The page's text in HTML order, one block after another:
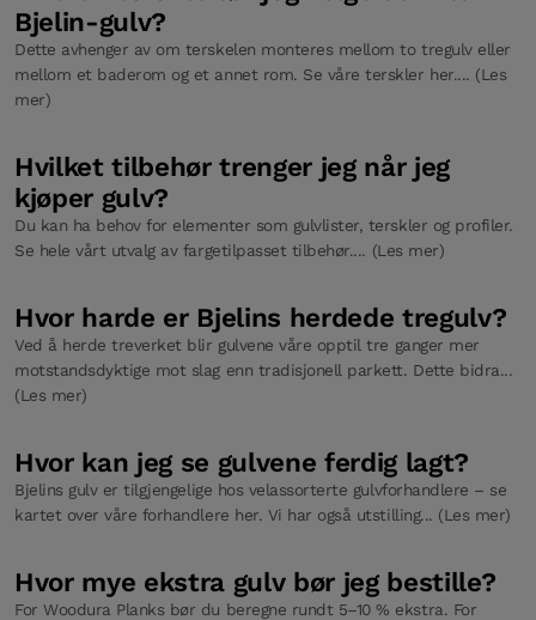
Bjelin-gulv?
Dette avhenger av om terskelen monteres mellom to tregulv eller
mellom et baderom og et annet rom. Se våre terskler her.... (Les
mer)
Hvilket tilbehør trenger jeg når jeg
kjøper gulv?
Du kan ha behov for elementer som gulvlister, terskler og profiler.
Se hele vårt utvalg av fargetilpasset tilbehør.... (Les mer)
Hvor harde er Bjelins herdede tregulv?
Ved å herde treverket blir gulvene våre opptil tre ganger mer
motstandsdyktige mot slag enn tradisjonell parkett. Dette bidra...
(Les mer)
Hvor kan jeg se gulvene ferdig lagt?
Bjelins gulv er tilgjengelige hos velassorterte gulvforhandlere – se
kartet over våre forhandlere her. Vi har også utstilling... (Les mer)
Hvor mye ekstra gulv bør jeg bestille?
For Woodura Planks bør du beregne rundt 5–10 % ekstra. For